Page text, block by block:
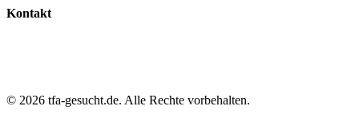
Kontakt
© 2026 tfa-gesucht.de. Alle Rechte vorbehalten.